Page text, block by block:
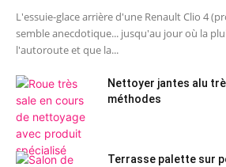
L'essuie-glace arrière d'une Renault Clio 4
semble anecdotique... jusqu'au jour où la
l'autoroute et que la...
Nettoyer jantes alu
méthodes
Terrasse palette sur